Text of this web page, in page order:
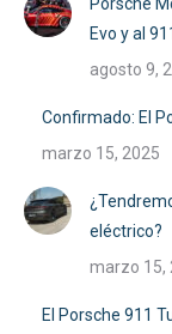
Evo y al
agosto 9,
Confirmado: El
marzo 15, 2025
eléctrico?
marzo 15,
El Porsche 911